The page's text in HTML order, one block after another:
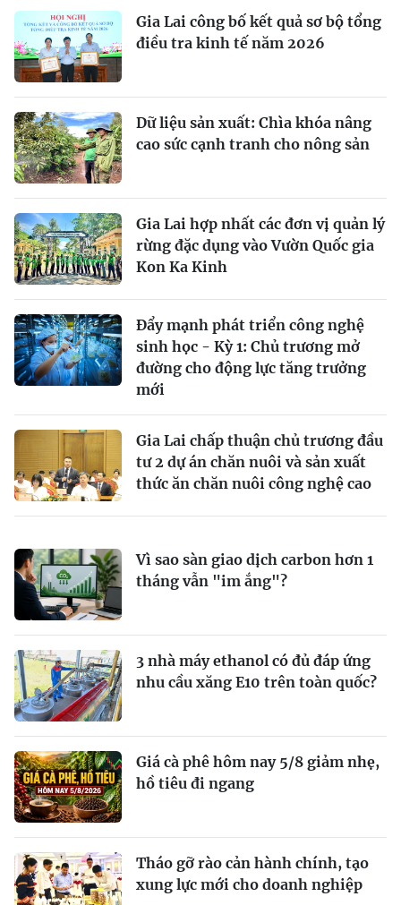
Gia Lai công bố kết quả sơ bộ tổng
điều tra kinh tế năm 2026
Dữ liệu sản xuất: Chìa khóa nâng
cao sức cạnh tranh cho nông sản
Gia Lai hợp nhất các đơn vị quản lý
rừng đặc dụng vào Vườn Quốc gia
Kon Ka Kinh
Đẩy mạnh phát triển công nghệ
sinh học - Kỳ 1: Chủ trương mở
đường cho động lực tăng trưởng
mới
Gia Lai chấp thuận chủ trương đầu
tư 2 dự án chăn nuôi và sản xuất
thức ăn chăn nuôi công nghệ cao
Vì sao sàn giao dịch carbon hơn 1
tháng vẫn "im ắng"?
3 nhà máy ethanol có đủ đáp ứng
nhu cầu xăng E10 trên toàn quốc?
Giá cà phê hôm nay 5/8 giảm nhẹ,
hồ tiêu đi ngang
Tháo gỡ rào cản hành chính, tạo
xung lực mới cho doanh nghiệp